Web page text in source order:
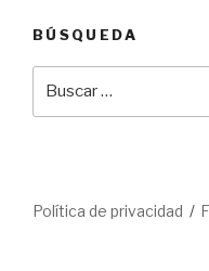
BÚSQUEDA
Política de privacidad